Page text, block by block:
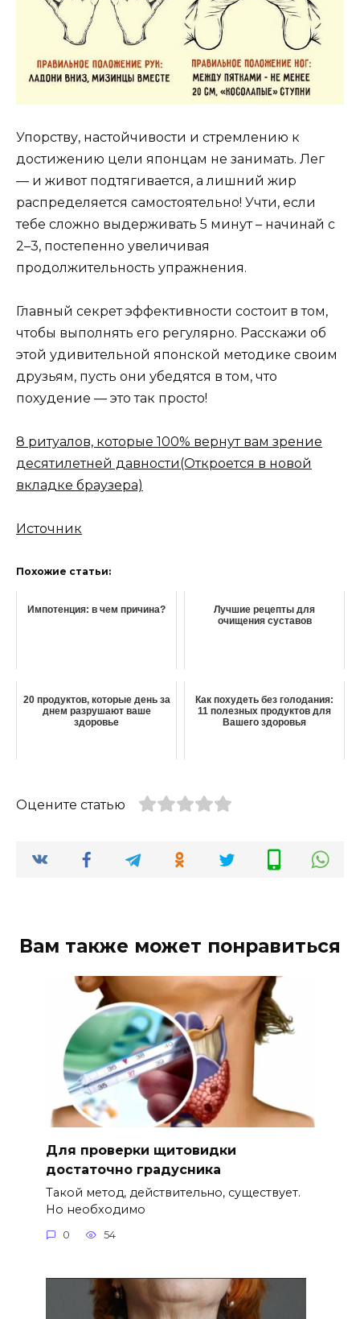
Упорству, настойчивости и стремлению к
достижению цели японцам не занимать. Лег
— и живот подтягивается, а лишний жир
распределяется самостоятельно! Учти, если
тебе сложно выдерживать 5 минут – начинай с
2–3, постепенно увеличивая
продолжительность упражнения.
Главный секрет эффективности состоит в том,
чтобы выполнять его регулярно. Расскажи об
этой удивительной японской методике своим
друзьям, пусть они убедятся в том, что
похудение — это так просто!
8 ритуалов, которые 100% вернут вам зрение
десятилетней давности(Откроется в новой
вкладке браузера)
Источник
Похожие статьи:
Импотенция: в чем причина?
Лучшие рецепты для
очищения суставов
20 продуктов, которые день за
днем разрушают ваше
здоровье
Как похудеть без голодания:
11 полезных продуктов для
Вашего здоровья
Оцените статью
Вам также может понравиться
Для проверки щитовидки
достаточно градусника
Такой метод, действительно, существует.
Но необходимо
0 54